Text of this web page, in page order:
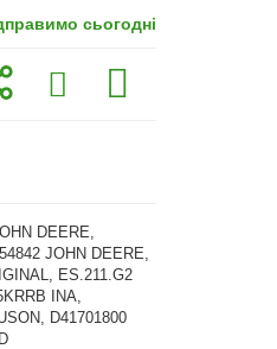
сьогодні
DEERE,
JOHN DEERE,
ES.211.G2
INA,
D41701800